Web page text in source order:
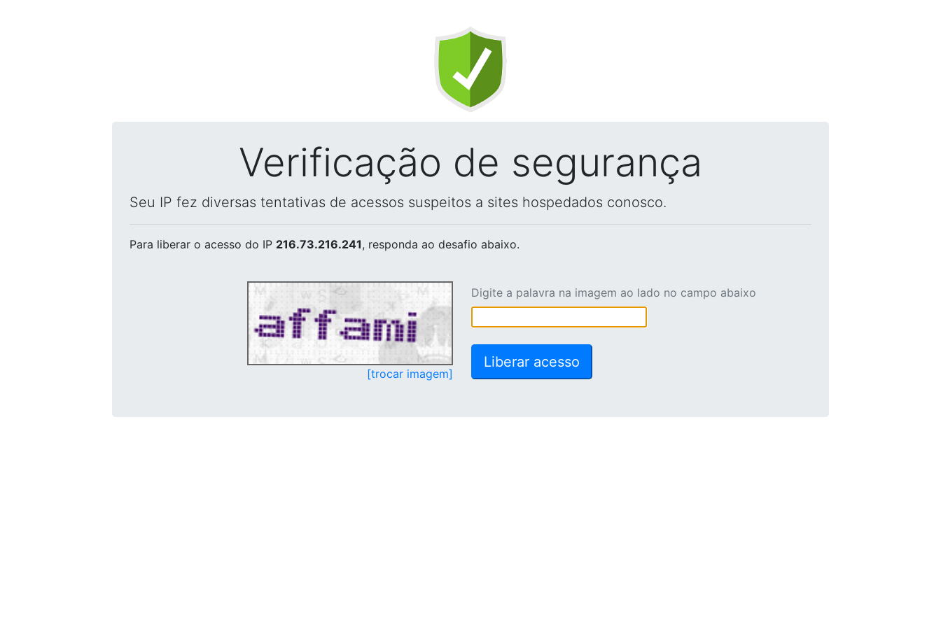
Verificação de segurança
Seu IP fez diversas tentativas de acessos suspeitos a sites hospedados conosco.
Para liberar o acesso do IP 216.73.216.241, responda ao desafio abaixo.
[trocar imagem]
Digite a palavra na imagem ao lado no campo abaixo